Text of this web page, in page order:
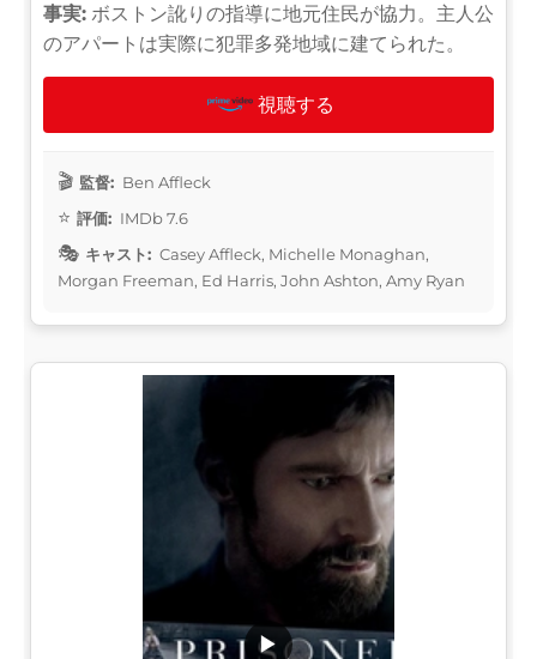
事実: ボストン訛りの指導に地元住民が協力。主人公
のアパートは実際に犯罪多発地域に建てられた。
視聴する
監督: Ben Affleck
評価: IMDb 7.6
キャスト: Casey Affleck, Michelle Monaghan,
Morgan Freeman, Ed Harris, John Ashton, Amy Ryan
▶